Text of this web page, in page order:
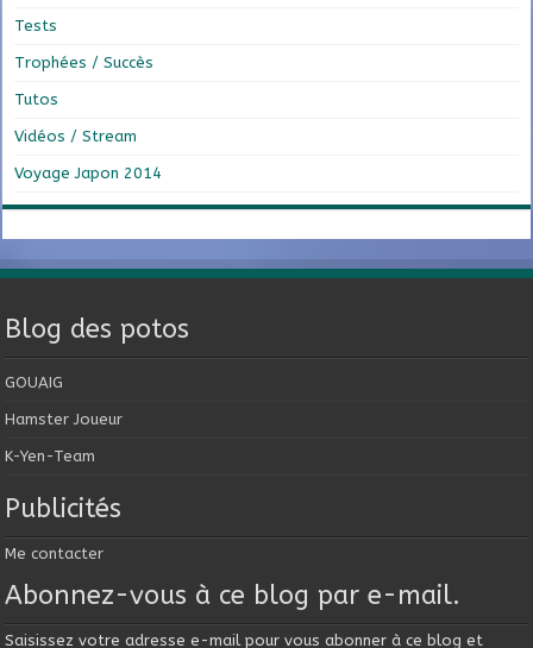
Tests
Trophées / Succès
Tutos
Vidéos / Stream
Voyage Japon 2014
Blog des potos
GOUAIG
Hamster Joueur
K-Yen-Team
Publicités
Me contacter
Abonnez-vous à ce blog par e-mail.
Saisissez votre adresse e-mail pour vous abonner à ce blog et